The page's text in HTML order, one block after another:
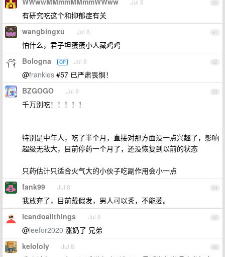
60
Jul 8
有研究吃这个和抑郁症有关
61
wangbingxu Jul 8
怕什么，君子坦蛋蛋小人藏鸡鸡
62
Bologna OP Jul 8
@frankies #57 已严肃畏惧！
63
BZGOGO Jul 8
千万别吃！！！！！
特别是中年人，吃了半个月，直接对那方面没一点兴趣了，影响
超级无敌大，目前停药一个月了，还没恢复到以前的状态
只药估计只适合火气大的小伙子吃副作用会小一点
64
fank99 Jul 8
我放弃了，目前戴假发，男人可以秃，不能萎。
65
icandoallthings Jul 8
@leefor2020 涨奶了 兄弟
66
kelololy Jul 8